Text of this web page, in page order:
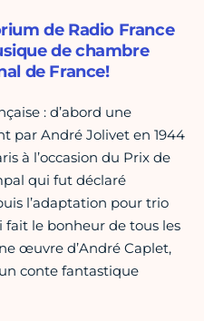
de Radio France
de chambre
de France!
: d’abord une
par André Jolivet en 1944
à l’occasion du Prix de
qui fut déclaré
l’adaptation pour trio
fait le bonheur de tous les
œuvre d’André Caplet,
conte fantastique